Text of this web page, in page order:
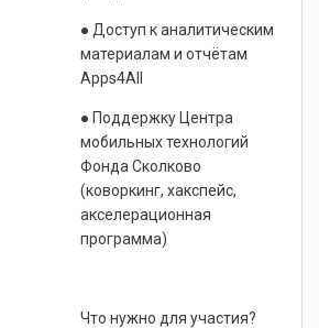
● Доступ к аналитическим
материалам и отчётам
Apps4All
● Поддержку Центра
мобильных технологий
Фонда Сколково
(коворкинг, хакспейс,
акселерационная
программа)
Что нужно для участия?